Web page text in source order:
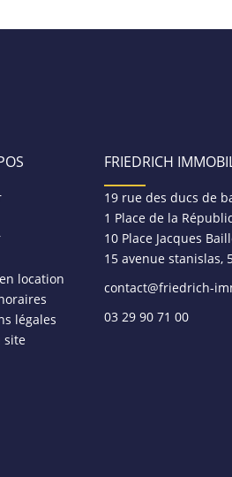
location
légales
site
FRIEDRICH
19 rue des ducs de
1 Place de la
10 Place Jacques
15 avenue stanislas,
contact@friedrich-
03 29 90 71 00